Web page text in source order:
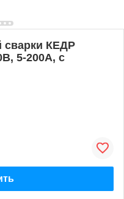
сварки КЕДР
5-200А, с